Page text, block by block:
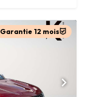
Garantie 12 mois